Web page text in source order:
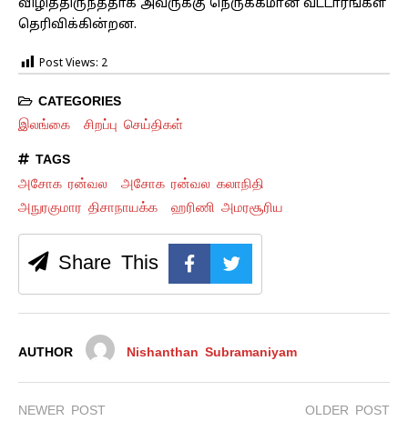
விழித்திருந்ததாக அவருக்கு நெருக்கமான வட்டாரங்கள்
தெரிவிக்கின்றன.
Post Views: 2
CATEGORIES
இலங்கை சிறப்பு செய்திகள்
TAGS
அசோக ரன்வல
அசோக ரன்வல கலாநிதி
அநுரகுமார திசாநாயக்க
ஹரிணி அமரசூரிய
Share This
AUTHOR Nishanthan Subramaniyam
NEWER POST OLDER POST